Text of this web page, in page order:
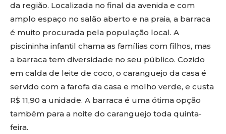
da região. Localizada no final da avenida e com
amplo espaço no salão aberto e na praia, a barraca
é muito procurada pela população local. A
piscininha infantil chama as famílias com filhos, mas
a barraca tem diversidade no seu público. Cozido
em calda de leite de coco, o caranguejo da casa é
servido com a farofa da casa e molho verde, e custa
R$ 11,90 a unidade. A barraca é uma ótima opção
também para a noite do caranguejo toda quinta-
feira.